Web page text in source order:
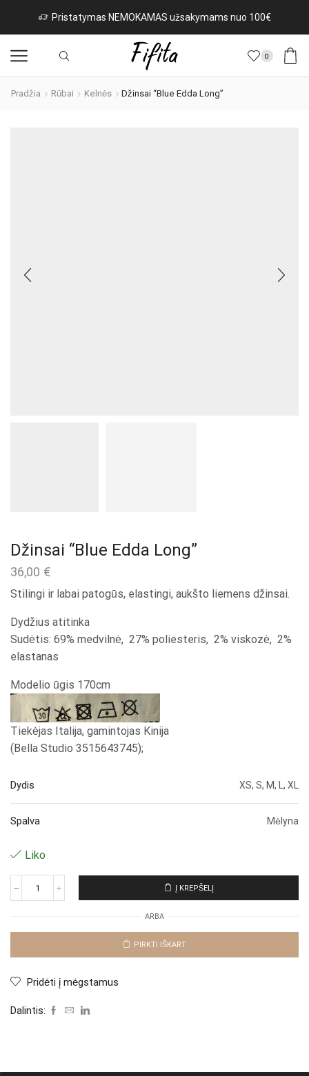
Pristatymas NEMOKAMAS užsakymams nuo 100€
0
Pradžia Rūbai Kelnės Džinsai “Blue Edda Long”
Džinsai “Blue Edda Long”
36,00 €
Stilingi ir labai patogūs, elastingi, aukšto liemens džinsai.
Dydžius atitinka
Sudėtis: 69% medvilnė, 27% poliesteris, 2% viskozė, 2%
elastanas
Modelio ūgis 170cm
Tiekėjas Italija, gamintojas Kinija
(Bella Studio 3515643745);
Dydis XS, S, M, L, XL
Spalva Mėlyna
Liko
produkto
"Blue
Į KREPŠELĮ
ARBA
PIRKTI IŠKART
Pridėti į mėgstamus
Dalintis: